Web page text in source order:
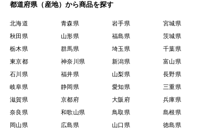
都道府県（産地）から商品を探す
北海道 青森県 岩手県
宮城県
秋田県
山形県 福島県
茨城県
栃木県
群馬県 埼玉県
千葉県
東京都
神奈川県 新潟県
富山県
石川県
福井県 山梨県
長野県
岐阜県
静岡県 愛知県
三重県
滋賀県
京都府 大阪府
兵庫県
奈良県
和歌山県 鳥取県
島根県
岡山県
広島県 山口県 徳島県